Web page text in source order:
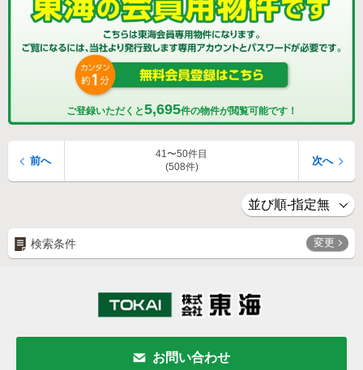
ご登録いただくと5,695件の物件が閲覧可能です！
41〜50件目
(508件)
前へ 次へ
検索条件 変更
お問い合わせ